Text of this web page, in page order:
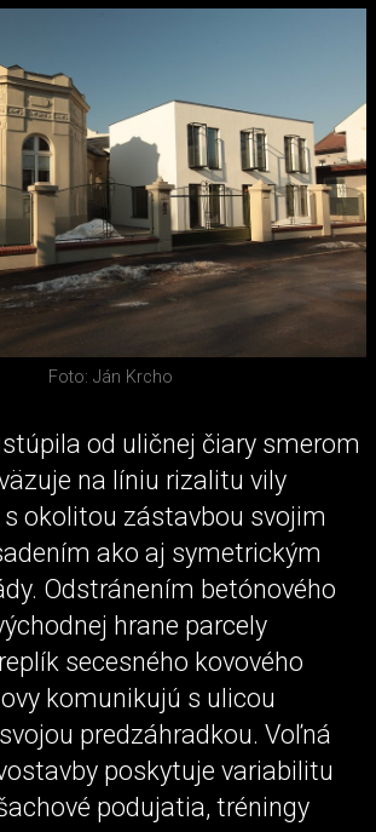
Foto: Ján Krcho
od uličnej čiary smerom
na líniu rizalitu vily
okolitou zástavbou svojim
ako aj symetrickým
Odstránením betónového
hrane parcely
secesného kovového
komunikujú s ulicou
predzáhradkou. Voľná
poskytuje variabilitu
podujatia, tréningy